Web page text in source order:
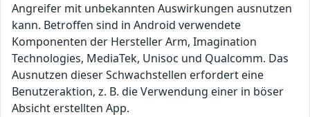
Angreifer mit unbekannten Auswirkungen ausnutzen
kann. Betroffen sind in Android verwendete
Komponenten der Hersteller Arm, Imagination
Technologies, MediaTek, Unisoc und Qualcomm. Das
Ausnutzen dieser Schwachstellen erfordert eine
Benutzeraktion, z. B. die Verwendung einer in böser
Absicht erstellten App.